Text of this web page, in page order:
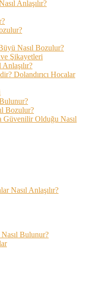
Anlaşılır?
Nasıl Bozulur?
Şikayetleri
Dolandırıcı Hocalar
Bozulur?
Güvenilir Olduğu Nasıl
Nasıl Anlaşılır?
Bulunur?